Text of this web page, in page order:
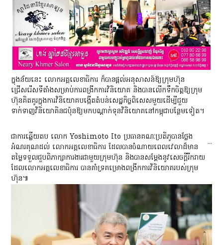
ក្នុងន័យនេះ​ លោកអគ្គលេខាធិការ​ ក៏បានផ្តល់អនុសាសន៍ឱ្យក្រុមហ៊ុន
ជ្រើសរើសទីតាំងសម្រាប់ការពង្រីកការវិនិយោគ និងបានលើកទឹកចិត្តឱ្យក្រុម
ហ៊ុនគិតគូរក្នុងការវិនិយោគបង្កើតតំបន់សេដ្ឋកិច្ចពិសេសមួយដើម្បីជួយ
ទាក់ទាញវិនិយោគិនជប៉ុនឱ្យមកបណ្តាក់ទុនវិនិយោគនៅកម្ពុជាបន្ថែមទៀត។
...
ជាការឆ្លើយតប លោក Yoshimoto Ito ប្រធានគណៈប្រតិភូបានថ្លែង
អំណរគុណដល់​ លោកអគ្គលេខាធិការ ដែលបានចំណាយពេលវេលាដ៏មាន
តម្លៃទទួលជួបពិភាក្សាការងារជាមួយក្រុមហ៊ុន និងបានសម្តែងនូវសេចក្តីរីករាយ
ដែលលោកអគ្គលេខាធិការ​ បានគាំទ្រគម្រោងពង្រីកការវិនិយោគរបស់ក្រុម
ហ៊ុន៕